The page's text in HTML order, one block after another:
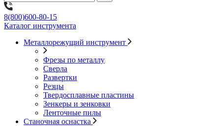
8(800)600-80-15
Каталог инструмента
Металлорежущий инструмент
Фрезы по металлу
Сверла
Развертки
Резцы
Твердосплавные пластины
Зенкеры и зенковки
Ленточные пилы
Станочная оснастка